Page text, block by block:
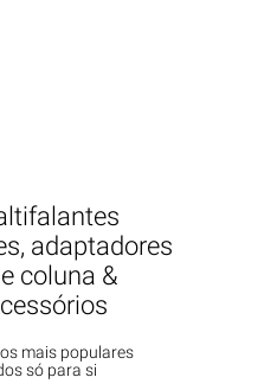
adaptadores
coluna &
mais populares
só para si